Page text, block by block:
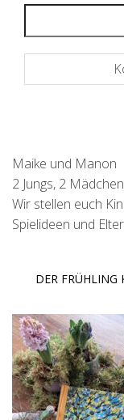
Maike und Manon
2 Jungs, 2 Mädchen
Wir stellen euch
Spielideen und
DER FRÜHLING